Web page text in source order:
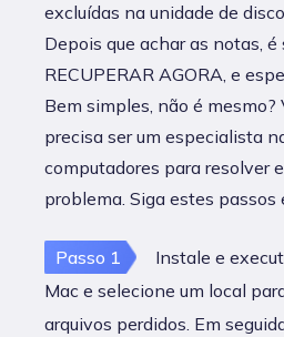
excluídas na unidade de
Depois que achar as notas, é
RECUPERAR AGORA, e
Bem simples, não é mesmo?
precisa ser um especialista
computadores para resolver
problema. Siga estes passos
Passo 1
Instale e
Mac e selecione um local
arquivos perdidos. Em